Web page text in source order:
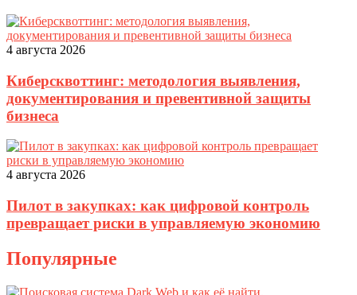
4 августа 2026
Киберсквоттинг: методология выявления,
документирования и превентивной защиты
бизнеса
4 августа 2026
Пилот в закупках: как цифровой контроль
превращает риски в управляемую экономию
Популярные